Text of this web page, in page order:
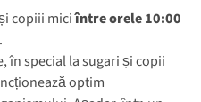
copiii miciîntre orele 10:00
în special la sugari și copii
optim